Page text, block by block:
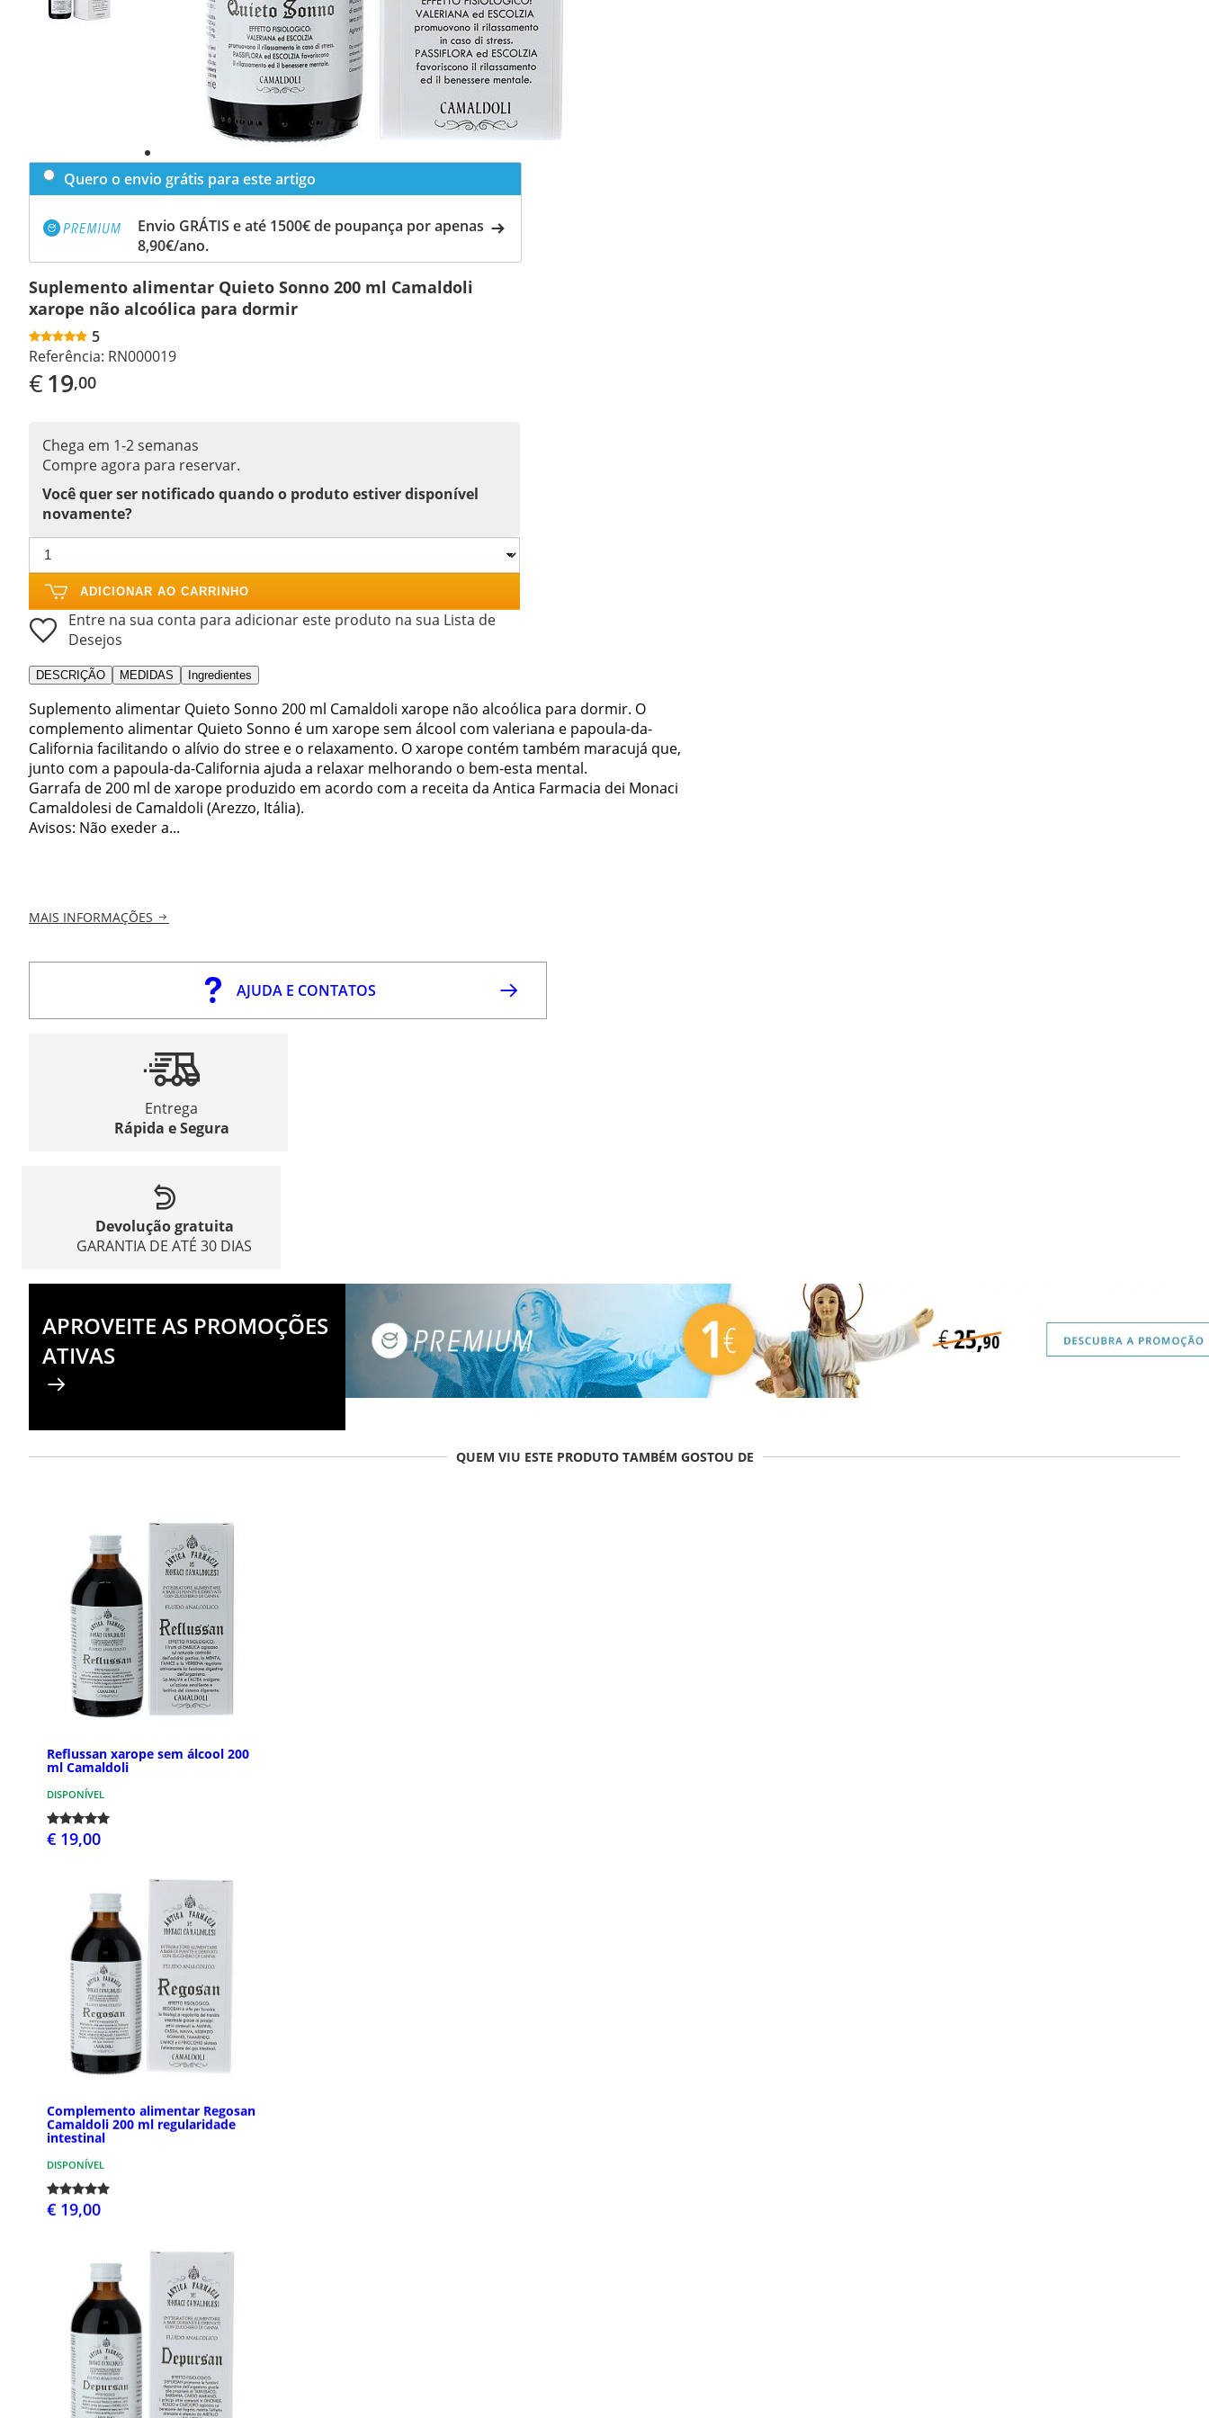
Quero o envio grátis para este artigo
Envio GRÁTIS e até 1500€ de poupança por apenas
8,90€/ano.
Suplemento alimentar Quieto Sonno 200 ml Camaldoli
xarope não alcoólica para dormir
5
Referência: RN000019
€19,00
Chega em 1-2 semanas
Compre agora para reservar.
Você quer ser notificado quando o produto estiver disponível
novamente?
ADICIONAR AO CARRINHO
Entre na sua conta para adicionar este produto na sua Lista de
Desejos
DESCRIÇÃO MEDIDAS Ingredientes
Suplemento alimentar Quieto Sonno 200 ml Camaldoli xarope não alcoólica para dormir. O
complemento alimentar Quieto Sonno é um xarope sem álcool com valeriana e papoula-da-
California facilitando o alívio do stree e o relaxamento. O xarope contém também maracujá que,
junto com a papoula-da-California ajuda a relaxar melhorando o bem-esta mental.
Garrafa de 200 ml de xarope produzido em acordo com a receita da Antica Farmacia dei Monaci
Camaldolesi de Camaldoli (Arezzo, Itália).
Avisos: Não exeder a...
MAIS INFORMAÇÕES
AJUDA E CONTATOS
Entrega
Rápida e Segura
Devolução gratuita
GARANTIA DE ATÉ 30 DIAS
APROVEITE AS PROMOÇÕES
ATIVAS
QUEM VIU ESTE PRODUTO TAMBÉM GOSTOU DE
Reflussan xarope sem álcool 200
ml Camaldoli
DISPONÍVEL
€ 19,00
Complemento alimentar Regosan
Camaldoli 200 ml regularidade
intestinal
DISPONÍVEL
€ 19,00